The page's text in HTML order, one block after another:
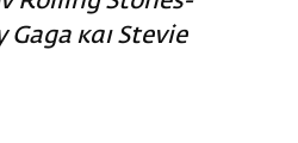
Gaga και Stevie